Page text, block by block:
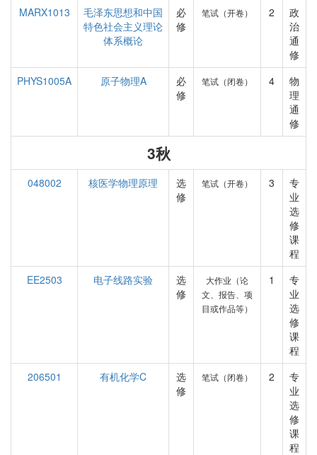
MARX1013
毛泽东思想和中国
特色社会主义理论
体系概论
必
修
笔试（开卷） 2
政
治
通
修
PHYS1005A
原子物理A
必
修
笔试（闭卷） 4
物
理
通
修
3秋
048002 核医学物理原理
选
修
笔试（开卷） 3
专
业
选
修
课
程
EE2503
电子线路实验
选
修
大作业（论
文、报告、项
目或作品等）
1
专
业
选
修
课
程
206501
有机化学C
选
修
笔试（闭卷） 2
专
业
选
修
课
程